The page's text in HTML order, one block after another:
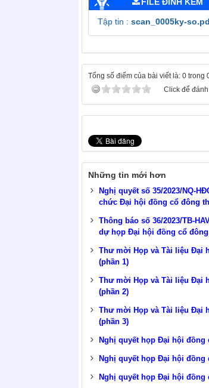
Tập tin : scan_0005ky-
Tổng số điểm của bài viết là: 0 trong
Click để
Những tin mới hơn
Nghị quyết số 35/2023/NQ-
chức Đại hội đồng cổ đông
Thông báo số 36/2023/TB-
dự họp Đại hội đồng cổ
Thư mời Họp và Tài liệu Đại
(phần 1)
Thư mời Họp và Tài liệu Đại
(phần 2)
Thư mời Họp và Tài liệu Đại
(phần 3)
Nghị quyết họp Đại hội đồng
Nghị quyết họp Đại hội đồng
Nghị quyết họp Đại hội đồng